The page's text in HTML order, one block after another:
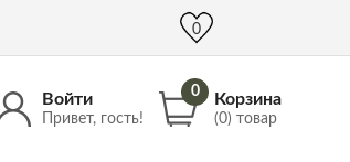
info@DrozdPcp.ru
Войти
Привет, гость!
0 Корзина
(0) товар
0